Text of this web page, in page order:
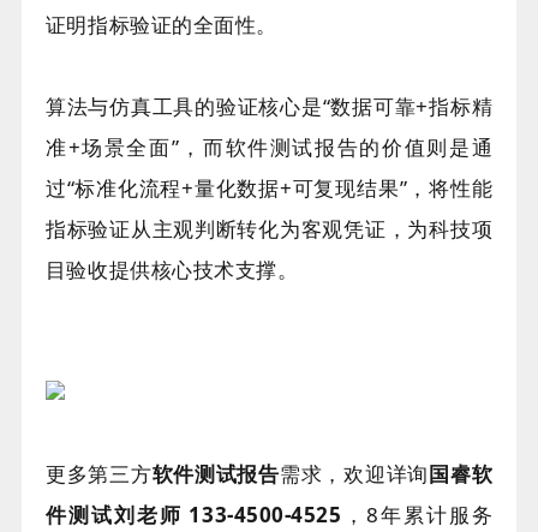
证明指标验证的全面性。
算法与仿真工具的验证核心是“数据可靠+指标精
准+场景全面”，而软件测试报告的价值则是通
过“标准化流程+量化数据+可复现结果”，将性能
指标验证从主观判断转化为客观凭证，为科技项
目验收提供核心技术支撑。
更多第三方软件测试报告需求 ，欢迎详询国睿软
件测试刘老师 133-4500-4525 ，8年累计服务